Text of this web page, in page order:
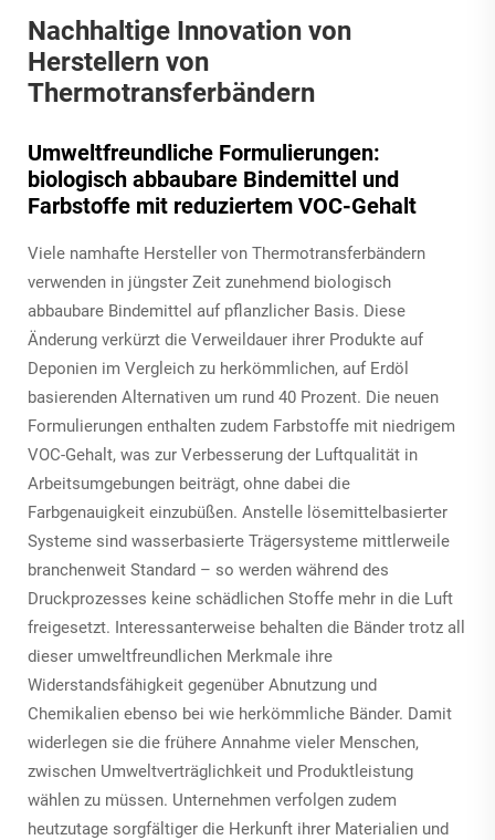
Nachhaltige Innovation von
Herstellern von
Thermotransferbändern
Umweltfreundliche Formulierungen:
biologisch abbaubare Bindemittel und
Farbstoffe mit reduziertem VOC-Gehalt
Viele namhafte Hersteller von Thermotransferbändern
verwenden in jüngster Zeit zunehmend biologisch
abbaubare Bindemittel auf pflanzlicher Basis. Diese
Änderung verkürzt die Verweildauer ihrer Produkte auf
Deponien im Vergleich zu herkömmlichen, auf Erdöl
basierenden Alternativen um rund 40 Prozent. Die neuen
Formulierungen enthalten zudem Farbstoffe mit niedrigem
VOC-Gehalt, was zur Verbesserung der Luftqualität in
Arbeitsumgebungen beiträgt, ohne dabei die
Farbgenauigkeit einzubüßen. Anstelle lösemittelbasierter
Systeme sind wasserbasierte Trägersysteme mittlerweile
branchenweit Standard – so werden während des
Druckprozesses keine schädlichen Stoffe mehr in die Luft
freigesetzt. Interessanterweise behalten die Bänder trotz all
dieser umweltfreundlichen Merkmale ihre
Widerstandsfähigkeit gegenüber Abnutzung und
Chemikalien ebenso bei wie herkömmliche Bänder. Damit
widerlegen sie die frühere Annahme vieler Menschen,
zwischen Umweltverträglichkeit und Produktleistung
wählen zu müssen. Unternehmen verfolgen zudem
heutzutage sorgfältiger die Herkunft ihrer Materialien und